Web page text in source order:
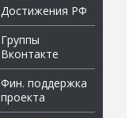
Достижения РФ
Группы
Вконтакте
Фин. поддержка
проекта